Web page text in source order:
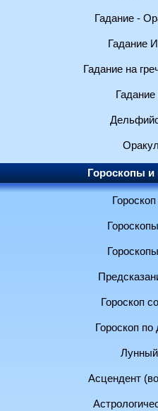
Гадание -
Гадание
Гадание на
Гороскопы и
Гороскоп
Гороскоп
Лунный
Асцендент